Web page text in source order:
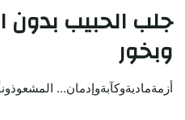
جلب الحبيب بدون
وبخور
أزمةماديةوكآبةوإدمان…